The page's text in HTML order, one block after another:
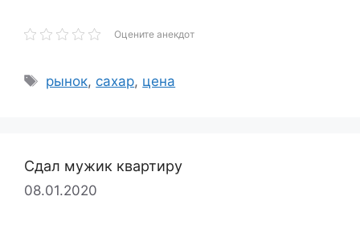
Оцените анекдот
Метки
рынок, сахар, цена
Сдал мужик квартиру
08.01.2020